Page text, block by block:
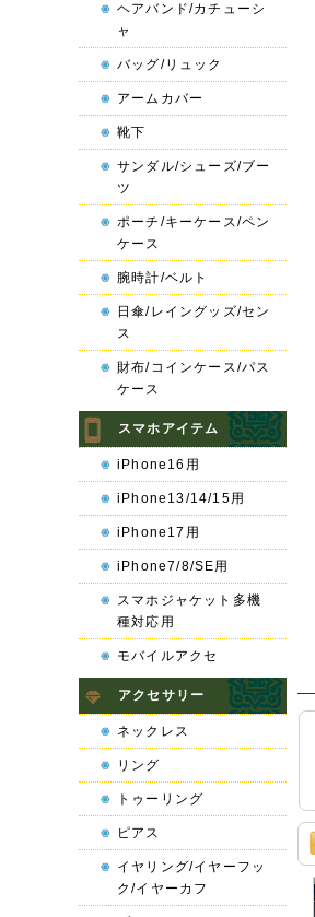
ヘアバンド/カチューシ
ャ
バッグ/リュック
アームカバー
靴下
サンダル/シューズ/ブー
ツ
ポーチ/キーケース/ペン
ケース
腕時計/ベルト
日傘/レイングッズ/セン
ス
財布/コインケース/パス
ケース
スマホアイテム
iPhone16用
iPhone13/14/15用
iPhone17用
iPhone7/8/SE用
スマホジャケット多機
種対応用
モバイルアクセ
アクセサリー
ネックレス
リング
トゥーリング
ピアス
イヤリング/イヤーフッ
ク/イヤーカフ